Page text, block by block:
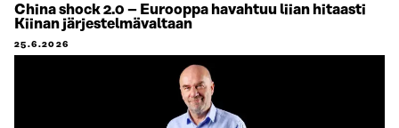
China shock 2.0 – Eurooppa havahtuu liian hitaasti
Kiinan järjestelmävaltaan
25.6.2026